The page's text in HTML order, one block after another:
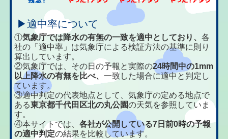
▶適中率について
①気象庁では降水の有無の一致を適中としており、各
社の「適中率」は気象庁による検証方法の基準に則り
算出しています。
②気象庁では、その日の予報と実際の24時間中の1mm
以上降水の有無を比べ、一致した場合に適中と判定し
ています。
③適中判定の代表地点として、気象庁の定める地点で
ある東京都千代田区北の丸公園の天気を参照していま
す。
④本サイトでは、各社が公開している7日前0時の予報
の適中判定の結果を比較しています。